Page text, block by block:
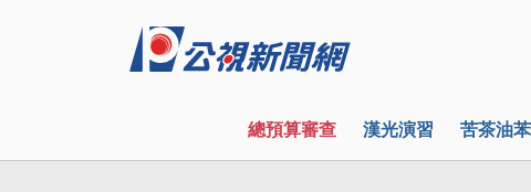
總預算審查 漢光演習 苦茶油